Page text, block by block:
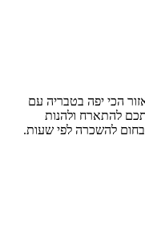
הכי יפה בטבריה עם
להתארח ולהנות
בחום להשכרה לפי שעות.